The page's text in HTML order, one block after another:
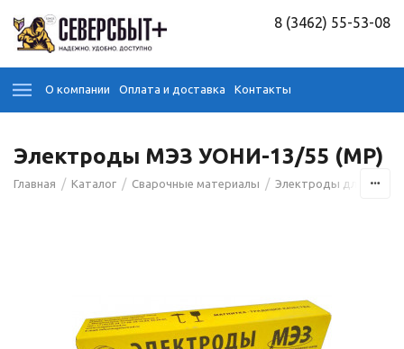
8 (3462) 55-53-08
О компании Оплата и доставка Контакты
Электроды МЭЗ УОНИ-13/55 (МР)
Главная / Каталог / Сварочные материалы / Электроды для сварки